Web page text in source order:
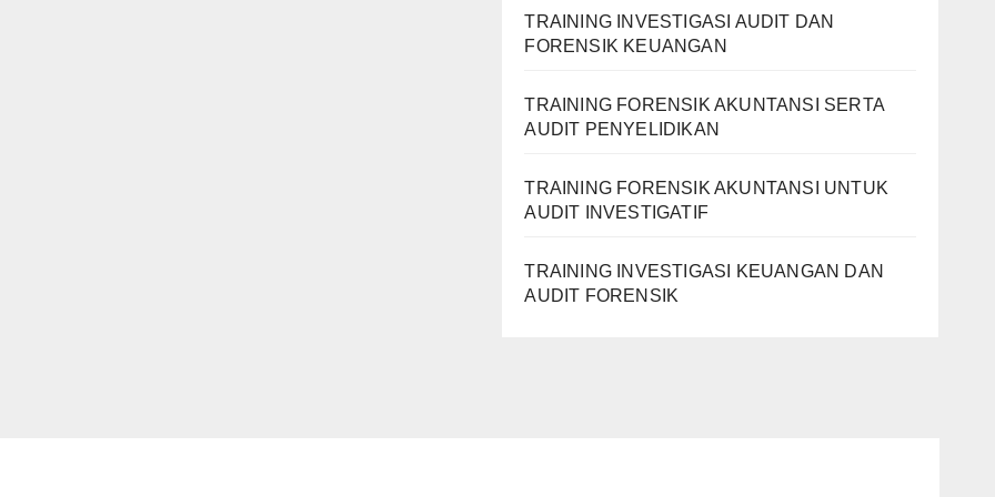
TRAINING INVESTIGASI AUDIT DAN
FORENSIK KEUANGAN
TRAINING FORENSIK AKUNTANSI SERTA
AUDIT PENYELIDIKAN
TRAINING FORENSIK AKUNTANSI UNTUK
AUDIT INVESTIGATIF
TRAINING INVESTIGASI KEUANGAN DAN
AUDIT FORENSIK